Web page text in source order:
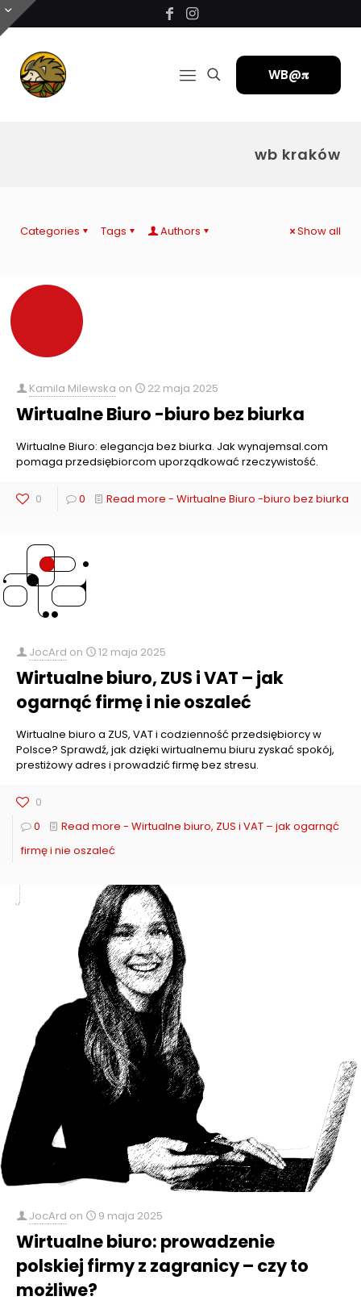
WB@𝛑
wb kraków
Categories Tags Authors Show all
Kamila Milewska on 22 maja 2025
Wirtualne Biuro -biuro bez biurka
Wirtualne Biuro: elegancja bez biurka. Jak wynajemsal.com
pomaga przedsiębiorcom uporządkować rzeczywistość.
0 0 Read more - Wirtualne Biuro -biuro bez biurka
JocArd on 12 maja 2025
Wirtualne biuro, ZUS i VAT – jak
ogarnąć firmę i nie oszaleć
Wirtualne biuro a ZUS, VAT i codzienność przedsiębiorcy w
Polsce? Sprawdź, jak dzięki wirtualnemu biuru zyskać spokój,
prestiżowy adres i prowadzić firmę bez stresu.
0
0
Read more - Wirtualne biuro, ZUS i VAT – jak ogarnąć
firmę i nie oszaleć
JocArd on 9 maja 2025
Wirtualne biuro: prowadzenie
polskiej firmy z zagranicy – czy to
możliwe?